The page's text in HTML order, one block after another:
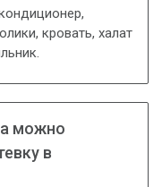
кровать, халат
можно
в